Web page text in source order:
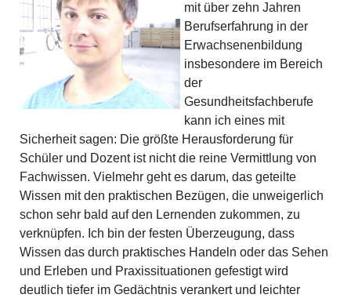
mit über zehn Jahren
Berufserfahrung in der
Erwachsenenbildung
insbesondere im Bereich
der
Gesundheitsfachberufe
kann ich eines mit
Sicherheit sagen: Die größte Herausforderung für
Schüler und Dozent ist nicht die reine Vermittlung von
Fachwissen. Vielmehr geht es darum, das geteilte
Wissen mit den praktischen Bezügen, die unweigerlich
schon sehr bald auf den Lernenden zukommen, zu
verknüpfen. Ich bin der festen Überzeugung, dass
Wissen das durch praktisches Handeln oder das Sehen
und Erleben und Praxissituationen gefestigt wird
deutlich tiefer im Gedächtnis verankert und leichter